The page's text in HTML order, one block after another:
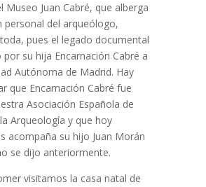
Museo Juan Cabré, que alberga
personal del arqueólogo,
pues el legado documental
su hija Encarnación Cabré a
Autónoma de Madrid. Hay
que Encarnación Cabré fue
Asociación Española de
Arqueología y que hoy
acompaña su hijo Juan Morán
se dijo anteriormente.
visitamos la casa natal de